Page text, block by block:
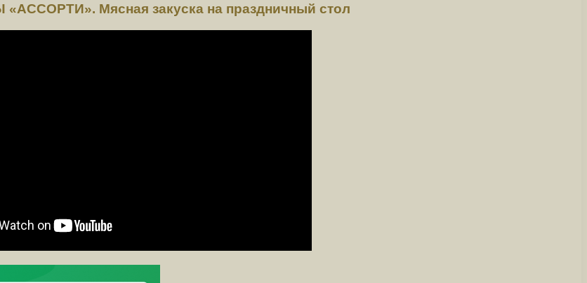
Мясная закуска на праздничный стол